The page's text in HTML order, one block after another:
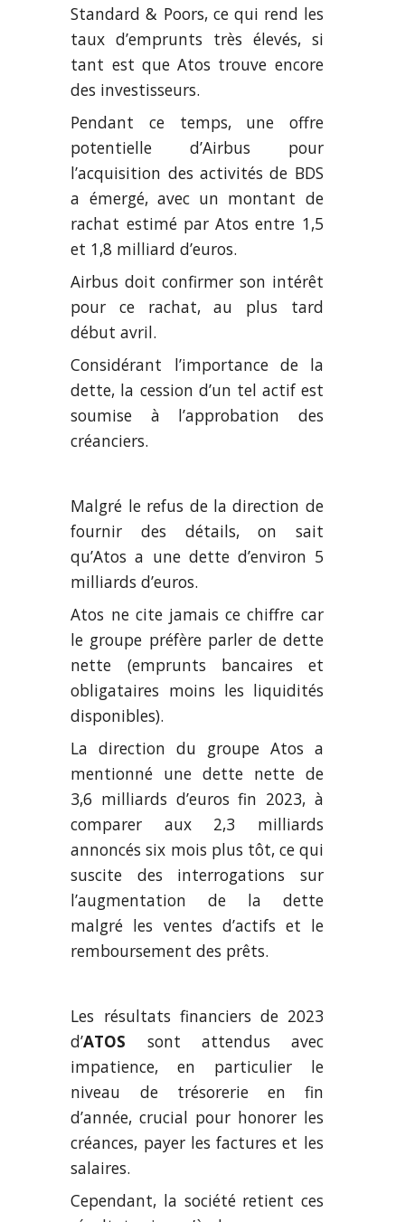
Standard & Poors, ce qui rend les
taux d’emprunts très élevés, si
tant est que Atos trouve encore
des investisseurs.
Pendant ce temps, une offre
potentielle d’Airbus pour
l’acquisition des activités de BDS
a émergé, avec un montant de
rachat estimé par Atos entre 1,5
et 1,8 milliard d’euros.
Airbus doit confirmer son intérêt
pour ce rachat, au plus tard
début avril.
Considérant l’importance de la
dette, la cession d’un tel actif est
soumise à l’approbation des
créanciers.
Malgré le refus de la direction de
fournir des détails, on sait
qu’Atos a une dette d’environ 5
milliards d’euros.
Atos ne cite jamais ce chiffre car
le groupe préfère parler de dette
nette (emprunts bancaires et
obligataires moins les liquidités
disponibles).
La direction du groupe Atos a
mentionné une dette nette de
3,6 milliards d’euros fin 2023, à
comparer aux 2,3 milliards
annoncés six mois plus tôt, ce qui
suscite des interrogations sur
l’augmentation de la dette
malgré les ventes d’actifs et le
remboursement des prêts.
Les résultats financiers de 2023
d’ATOS sont attendus avec
impatience, en particulier le
niveau de trésorerie en fin
d’année, crucial pour honorer les
créances, payer les factures et les
salaires.
Cependant, la société retient ces